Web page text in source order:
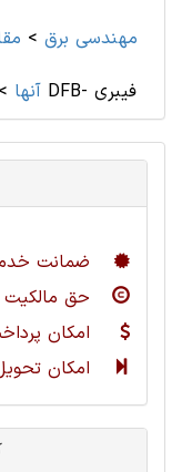
مهندسی برق >
آنها > شبیه سازی عددی یک سنسور لیزری DFB- فیبری
ضمانت
حق
امکان
امکان